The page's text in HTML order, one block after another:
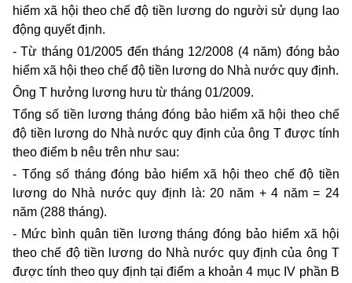
hiểm xã hội theo chế độ tiền lương do người sử dụng lao
động quyết định.
- Từ tháng 01/2005 đến tháng 12/2008 (4 năm) đóng bảo
hiểm xã hội theo chế độ tiền lương do Nhà nước quy định.
Ông T hưởng lương hưu từ tháng 01/2009.
Tổng số tiền lương tháng đóng bảo hiểm xã hội theo chế
độ tiền lương do Nhà nước quy định của ông T được tính
theo điểm b nêu trên như sau:
- Tổng số tháng đóng bảo hiểm xã hội theo chế độ tiền
lương do Nhà nước quy định là: 20 năm + 4 năm = 24
năm (288 tháng).
- Mức bình quân tiền lương tháng đóng bảo hiểm xã hội
theo chế độ tiền lương do Nhà nước quy định của ông T
được tính theo quy định tại điểm a khoản 4 mục IV phần B